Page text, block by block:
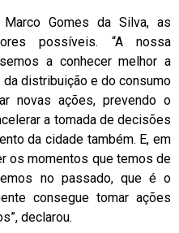
Gomes da Silva, as
possíveis. “A nossa
a conhecer melhor a
distribuição e do consumo
novas ações, prevendo o
a tomada de decisões
da cidade também. E, em
os momentos que temos de
no passado, que é o
consegue tomar ações
declarou.